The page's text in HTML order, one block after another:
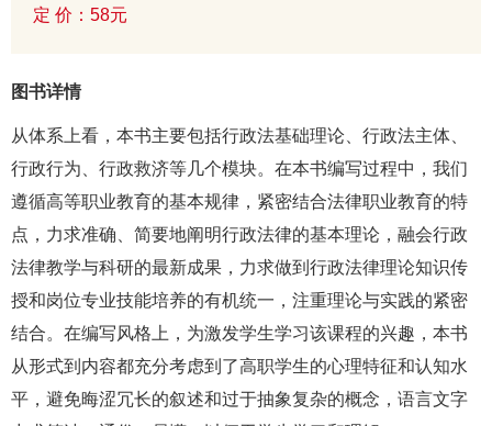
定 价：58元
图书详情
从体系上看，本书主要包括行政法基础理论、行政法主体、
行政行为、行政救济等几个模块。在本书编写过程中，我们
遵循高等职业教育的基本规律，紧密结合法律职业教育的特
点，力求准确、简要地阐明行政法律的基本理论，融会行政
法律教学与科研的最新成果，力求做到行政法律理论知识传
授和岗位专业技能培养的有机统一，注重理论与实践的紧密
结合。在编写风格上，为激发学生学习该课程的兴趣，本书
从形式到内容都充分考虑到了高职学生的心理特征和认知水
平，避免晦涩冗长的叙述和过于抽象复杂的概念，语言文字